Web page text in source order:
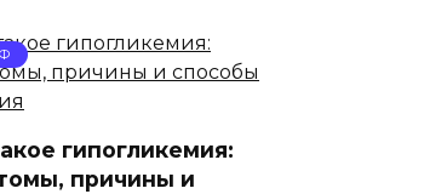
гипогликемия:
причины и